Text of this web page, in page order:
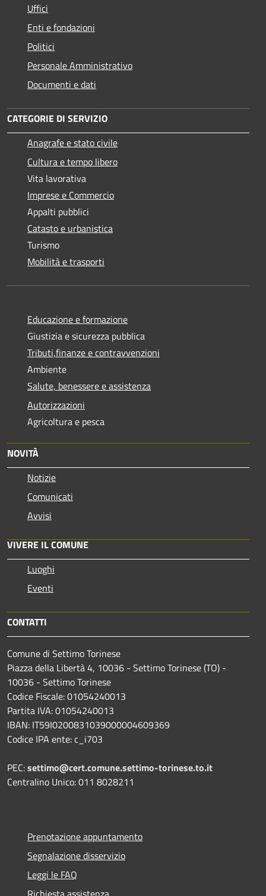
Uffici
Enti e fondazioni
Politici
Personale Amministrativo
Documenti e dati
CATEGORIE DI SERVIZIO
Anagrafe e stato civile
Cultura e tempo libero
Vita lavorativa
Imprese e Commercio
Appalti pubblici
Catasto e urbanistica
Turismo
Mobilità e trasporti
Educazione e formazione
Giustizia e sicurezza pubblica
Tributi,finanze e contravvenzioni
Ambiente
Salute, benessere e assistenza
Autorizzazioni
Agricoltura e pesca
NOVITÀ
Notizie
Comunicati
Avvisi
VIVERE IL COMUNE
Luoghi
Eventi
CONTATTI
Comune di Settimo Torinese
Piazza della Libertà 4, 10036 - Settimo Torinese (TO) -
10036 - Settimo Torinese
Codice Fiscale: 01054240013
Partita IVA: 01054240013
IBAN: IT59I0200831039000004609369
Codice IPA ente: c_i703
PEC:settimo@cert.comune.settimo-torinese.to.it
Centralino Unico: 011 8028211
Prenotazione appuntamento
Segnalazione disservizio
Leggi le FAQ